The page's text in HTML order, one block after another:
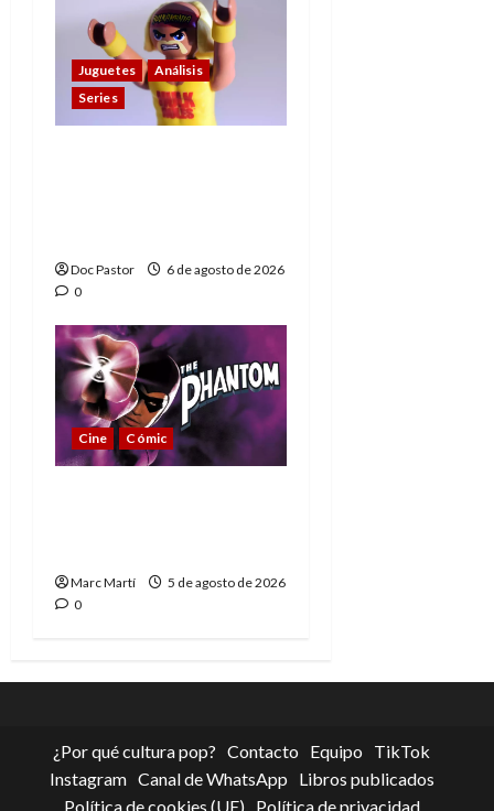
Juguetes
Análisis
Series
Doc Pastor
6 de agosto de 2026
0
Cine Cómic
Marc Martí
5 de agosto de 2026
0
¿Por qué cultura pop? Contacto Equipo
TikTok
Instagram Canal de WhatsApp
Libros publicados
Política de cookies (UE)
Política de privacidad